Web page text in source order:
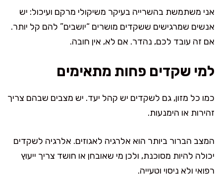
אני משתמשת בהשרייה בעיקר משיקולי מרקם ועיכול: יש
אנשים שמרגישים ששקדים מושרים “יושבים” להם קל יותר.
אם זה עובד לכם, נהדר. אם לא, אין חובה.
למי שקדים פחות מתאימים
כמו כל מזון, גם לשקדים יש קהל יעד. יש מצבים שבהם צריך
זהירות או הימנעות.
המצב הברור ביותר הוא אלרגיה לאגוזים. אלרגיה לשקדים
יכולה להיות מסוכנת, ולכן מי שאובחן או חושד צריך ייעוץ
רפואי ולא ניסוי וטעייה.